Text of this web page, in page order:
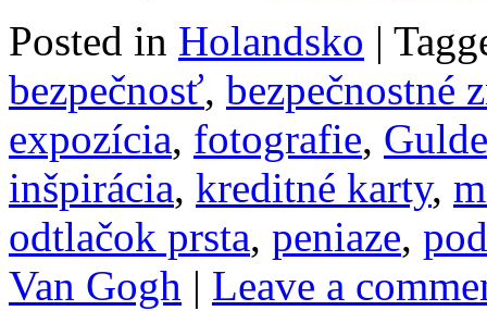
Posted in Holandsko |
bezpečnosť, bezpečnostné
expozícia, fotografie,
inšpirácia, kreditné karty,
odtlačok prsta, peniaze,
Van Gogh | Leave a